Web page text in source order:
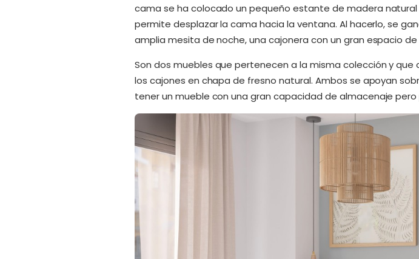
cama se ha colocado un pequeño estante de madera
permite desplazar la cama hacia la ventana. Al hacerlo, se
amplia mesita de noche, una cajonera con un gran espacio
Son dos muebles que pertenecen a la misma colección y
los cajones en chapa de fresno natural. Ambos se apoyan
tener un mueble con una gran capacidad de almacenaje pero